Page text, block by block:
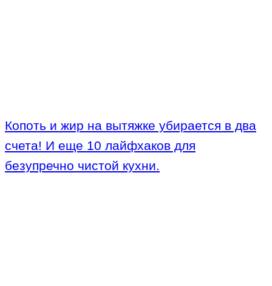
Копоть и жир на вытяжке убирается в два
счета! И еще 10 лайфхаков для
безупречно чистой кухни.